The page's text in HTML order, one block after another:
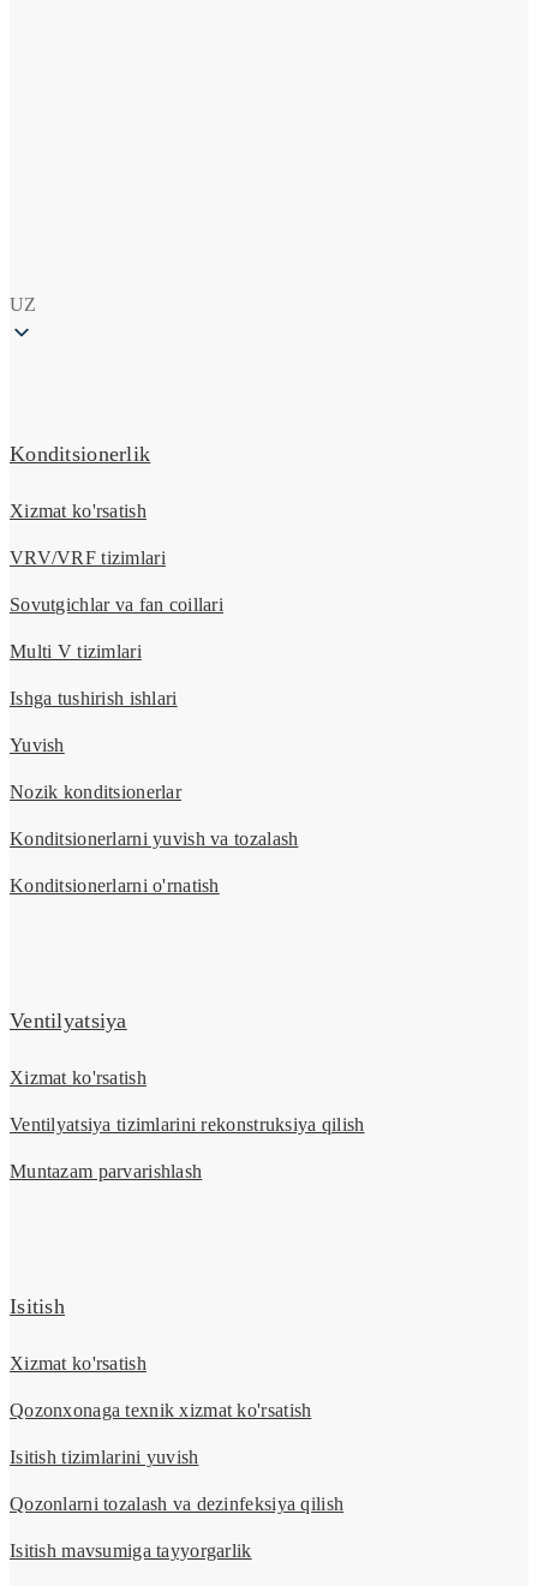
UZ
Konditsionerlik
Xizmat ko'rsatish
VRV/VRF tizimlari
Sovutgichlar va fan coillari
Multi V tizimlari
Ishga tushirish ishlari
Yuvish
Nozik konditsionerlar
Konditsionerlarni yuvish va tozalash
Konditsionerlarni o'rnatish
Ventilyatsiya
Xizmat ko'rsatish
Ventilyatsiya tizimlarini rekonstruksiya qilish
Muntazam parvarishlash
Isitish
Xizmat ko'rsatish
Qozonxonaga texnik xizmat ko'rsatish
Isitish tizimlarini yuvish
Qozonlarni tozalash va dezinfeksiya qilish
Isitish mavsumiga tayyorgarlik